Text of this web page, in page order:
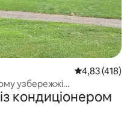
Середня
4,83 (418)
узбережжі
кондиціонером